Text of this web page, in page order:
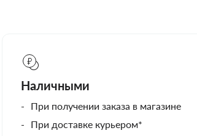
Наличными
При получении заказа в магазине
При доставке курьером*